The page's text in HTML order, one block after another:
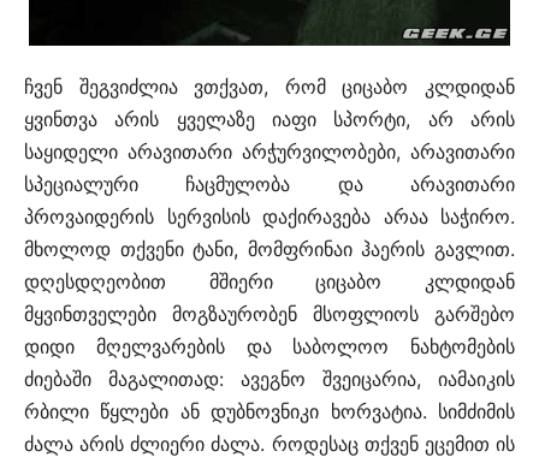
ჩვენ შეგვიძლია ვთქვათ, რომ ციცაბო კლდიდან
ყვინთვა არის ყველაზე იაფი სპორტი, არ არის
საყიდელი არავითარი არჭურვილობები, არავითარი
სპეციალური ჩაცმულობა და არავითარი
პროვაიდერის სერვისის დაქირავება არაა საჭირო.
მხოლოდ თქვენი ტანი, მომფრინაი ჰაერის გავლით.
დღესდღეობით მშიერი ციცაბო კლდიდან
მყვინთველები მოგზაურობენ მსოფლიოს გარშებო
დიდი მღელვარების და საბოლოო ნახტომების
ძიებაში მაგალითად: ავეგნო შვეიცარია, იამაიკის
რბილი წყლები ან დუბნოვნიკი ხორვატია. სიმძიმის
ძალა არის ძლიერი ძალა. როდესაც თქვენ ეცემით ის